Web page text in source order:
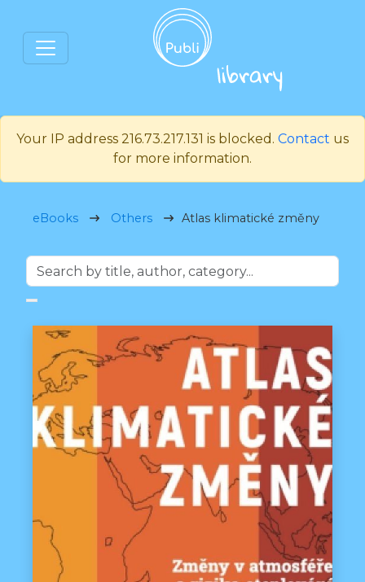
Your IP address 216.73.217.131 is blocked. Contact us
for more information.
eBooks Others Atlas klimatické změny